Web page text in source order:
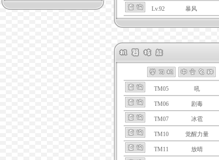
Lv.92 暴风
TM05 吼
TM06 剧毒
TM07 冰雹
TM10 觉醒力量
TM11 放晴